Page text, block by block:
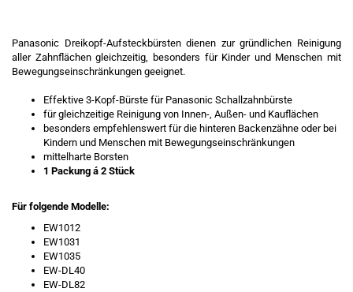
Panasonic Dreikopf-Aufsteckbürsten dienen zur gründlichen Reinigung
aller Zahnflächen gleichzeitig, besonders für Kinder und Menschen mit
Bewegungseinschränkungen geeignet.
Effektive 3-Kopf-Bürste für Panasonic Schallzahnbürste
für gleichzeitige Reinigung von Innen-, Außen- und Kauflächen
besonders empfehlenswert für die hinteren Backenzähne oder bei
Kindern und Menschen mit Bewegungseinschränkungen
mittelharte Borsten
1 Packung á 2 Stück
Für folgende Modelle:
EW1012
​EW1031
EW1035
EW-DL40
EW-DL82